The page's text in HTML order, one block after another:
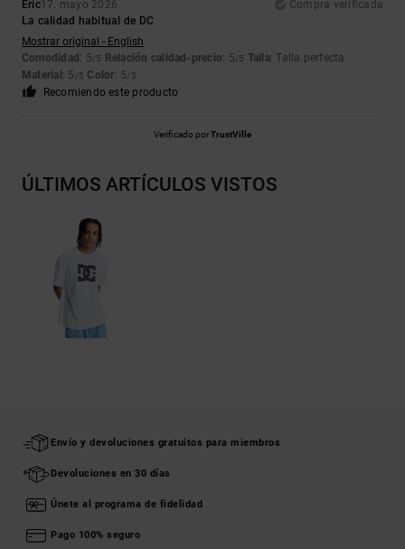
Eric17. mayo 2026
Compra verificada
La calidad habitual de DC
Mostrar original - English
Comodidad : 5/5 Relación calidad-precio: 5/5 Talla: Talla perfecta
Material : 5 /5 Color: 5/5
Recomiendo este producto
Verificado porTrustVille
ÚLTIMOS ARTÍCULOS VISTOS
Envío y devoluciones gratuitos para miembros
Devoluciones en 30 días
Únete al programa de fidelidad
Pago 100% seguro